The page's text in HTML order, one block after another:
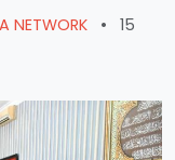
NETWORK •
15